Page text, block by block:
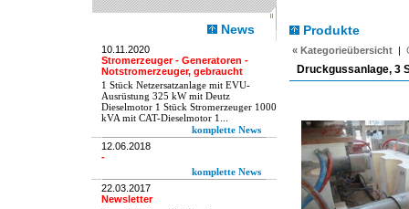
News
10.11.2020
Stromerzeuger - Generatoren -
Notstromerzeuger, gebraucht
1 Stück Netzersatzanlage mit EVU-
Ausrüstung 325 kW mit Deutz
Dieselmotor 1 Stück Stromerzeuger 1000
kVA mit CAT-Dieselmotor 1...
komplette News
12.06.2018
-
komplette News
22.03.2017
Newsletter
Produkte
« Kategorieübersicht |
Druckgussanlage, 3